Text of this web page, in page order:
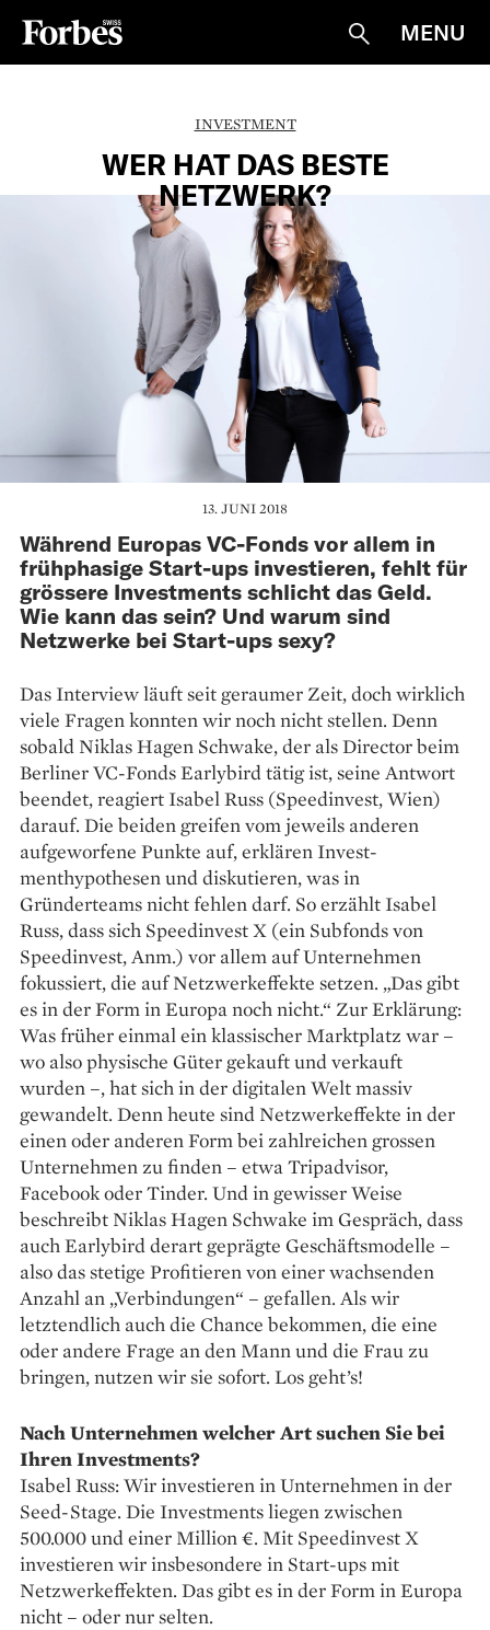
Suche
MENU
INVESTMENT
WER HAT DAS BESTE
NETZWERK?
13. JUNI 2018
Während Europas VC-Fonds vor allem in
frühphasige Start-ups investieren, fehlt für
grössere Investments schlicht das Geld.
Wie kann das sein? Und warum sind
Netzwerke bei Start-ups sexy?
Das Interview läuft seit geraumer Zeit, doch wirklich
viele Fragen konnten wir noch nicht stellen. Denn
sobald Niklas Hagen Schwake, der als Director beim
Berliner VC-Fonds Earlybird tätig ist, seine Antwort
beendet, reagiert Isabel Russ (Speed­invest, Wien)
darauf. Die beiden greifen vom jeweils anderen
aufgeworfene Punkte auf, erklären Invest­
menthypothesen und diskutieren, was in
Gründerteams nicht fehlen darf. So erzählt Isabel
Russ, dass sich Speedinvest X (ein Subfonds von
Speedinvest, Anm.) vor allem auf Unternehmen
fokussiert, die auf Netzwerkeffekte setzen. „Das gibt
es in der Form in Europa noch nicht.“ Zur Erklärung:
Was früher einmal ein klassischer Marktplatz war –
wo also ­physische Güter gekauft und verkauft
wurden –, hat sich in der digitalen Welt massiv
gewandelt. Denn heute sind Netzwerkeffekte in der
einen oder anderen Form bei zahlreichen grossen
Unternehmen zu finden – etwa Tripadvisor,
Facebook oder Tinder. Und in gewisser Weise
beschreibt Niklas Hagen Schwake im Gespräch, dass
auch Earlybird derart geprägte Geschäftsmodelle –
also das stetige Profitieren von einer wachsenden
Anzahl an „Verbindungen“ – gefallen. Als wir
letztendlich auch die Chance bekommen, die eine
oder andere Frage an den Mann und die Frau zu
bringen, nutzen wir sie sofort. Los geht’s!
Nach Unternehmen welcher Art suchen Sie bei
Ihren Investments?
Isabel Russ: Wir investieren in Unternehmen in der
Seed-Stage. Die Investments liegen zwischen
500.000 und einer Million €. Mit Speedinvest X
investieren wir insbesondere in Start-ups mit
Netzwerk­effekten. Das gibt es in der Form in Europa
nicht – oder nur selten.